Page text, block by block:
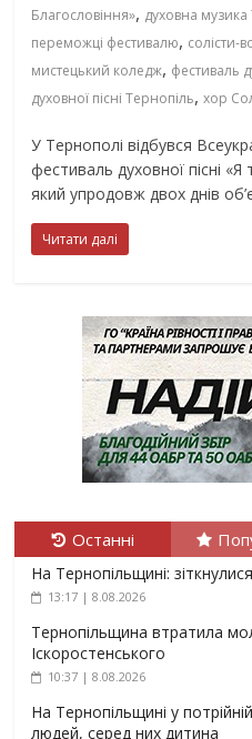
Благословіння», духовна музика
переможці фестивалю, солісти-
мистецький коледж, фестиваль
духовної пісні Тернопіль,хор
У Тернополі відбувся
фестиваль духовної пісні
який упродовж двох днів
Читати далі
Останні
На Тернопільщині:
13:17 | 8.08.2026
Тернопільщина втратила
Іскоростенського
10:37 | 8.08.2026
На Тернопільщині у
людей, серед них дитина